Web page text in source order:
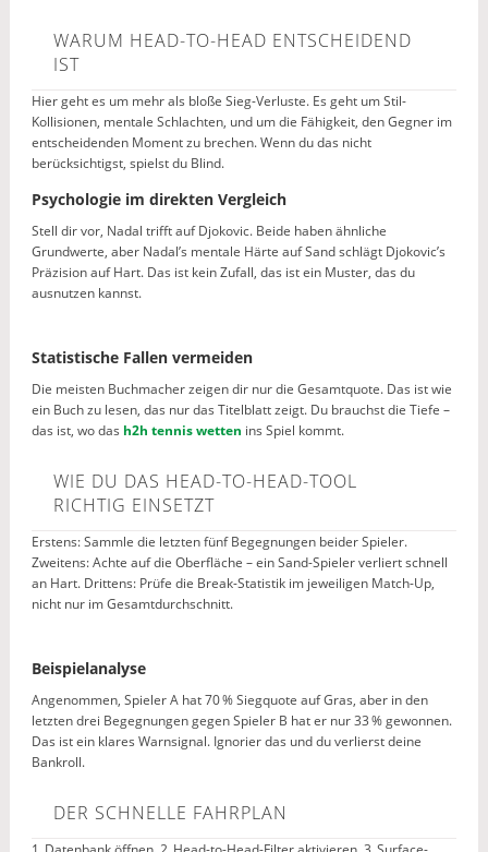
WARUM HEAD-TO-HEAD ENTSCHEIDEND
IST
Hier geht es um mehr als bloße Sieg-Verluste. Es geht um Stil-
Kollisionen, mentale Schlachten, und um die Fähigkeit, den Gegner im
entscheidenden Moment zu brechen. Wenn du das nicht
berücksichtigst, spielst du Blind.
Psychologie im direkten Vergleich
Stell dir vor, Nadal trifft auf Djokovic. Beide haben ähnliche
Grundwerte, aber Nadal’s mentale Härte auf Sand schlägt Djokovic’s
Präzision auf Hart. Das ist kein Zufall, das ist ein Muster, das du
ausnutzen kannst.
Statistische Fallen vermeiden
Die meisten Buchmacher zeigen dir nur die Gesamtquote. Das ist wie
ein Buch zu lesen, das nur das Titelblatt zeigt. Du brauchst die Tiefe –
das ist, wo das h2h tennis wetten ins Spiel kommt.
WIE DU DAS HEAD-TO-HEAD-TOOL
RICHTIG EINSETZT
Erstens: Sammle die letzten fünf Begegnungen beider Spieler.
Zweitens: Achte auf die Oberfläche – ein Sand-Spieler verliert schnell
an Hart. Drittens: Prüfe die Break-Statistik im jeweiligen Match-Up,
nicht nur im Gesamtdurchschnitt.
Beispielanalyse
Angenommen, Spieler A hat 70 % Siegquote auf Gras, aber in den
letzten drei Begegnungen gegen Spieler B hat er nur 33 % gewonnen.
Das ist ein klares Warnsignal. Ignorier das und du verlierst deine
Bankroll.
DER SCHNELLE FAHRPLAN